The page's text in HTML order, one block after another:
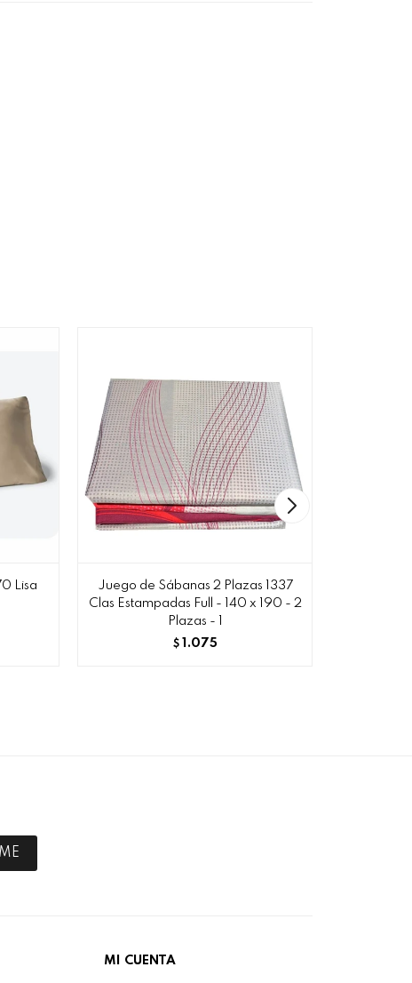
Lisa
Juego de Sábanas 2 Plazas 1337
Clas Estampadas Full - 140 x 190 - 2
Plazas - 1
$ 1.075
MI CUENTA